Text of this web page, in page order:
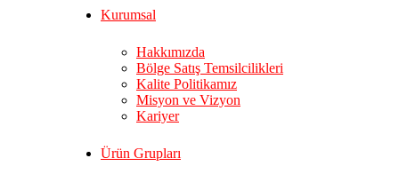
Kurumsal
Hakkımızda
Bölge Satış Temsilcilikleri
Kalite Politikamız
Misyon ve Vizyon
Kariyer
Ürün Grupları